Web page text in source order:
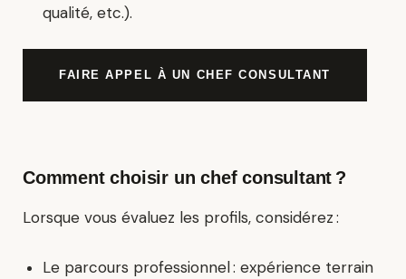
qualité, etc.).
FAIRE APPEL À UN CHEF CONSULTANT
Comment choisir un chef consultant ?
Lorsque vous évaluez les profils, considérez :
Le parcours professionnel: expérience terrain